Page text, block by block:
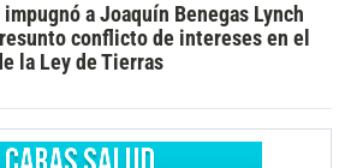
a Joaquín Benegas Lynch
conflicto de intereses en el
la Ley de Tierras